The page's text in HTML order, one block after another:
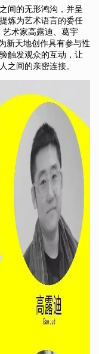
间的无形鸿沟，并呈
炼为艺术语言的委任
术家高露迪、葛宇
新天地创作具有参与性
触发观众的互动，让
之间的亲密连接。